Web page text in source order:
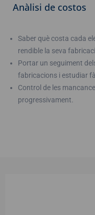
Anàlisi de costos
Saber què costa cada
rendible la seva
Portar un seguiment
fabricacions i estudiar
Control de les
progressivament.